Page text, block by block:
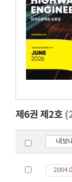
제6권 제2호
내보